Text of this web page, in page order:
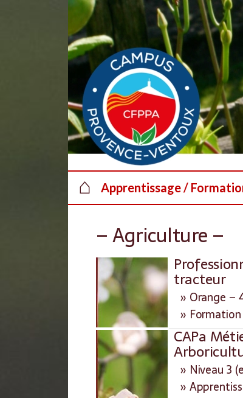
Au dessous du contenu
⌂ Apprentissage /
– Agriculture –
tracteur
» Orange –
»
CAPa
» Niveau 3
»